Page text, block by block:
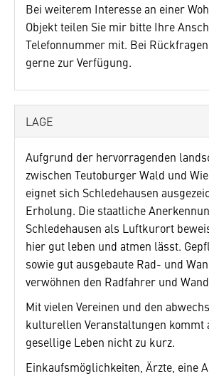
Bei weiterem Interesse an einer
Objekt teilen Sie mir bitte Ihre
Telefonnummer mit. Bei
gerne zur Verfügung.
LAGE
Aufgrund der hervorragenden
zwischen Teutoburger Wald und
eignet sich Schledehausen
Erholung. Die staatliche
Schledehausen als Luftkurort
hier gut leben und atmen lässt.
sowie gut ausgebaute Rad- und
verwöhnen den Radfahrer und
Mit vielen Vereinen und den
kulturellen Veranstaltungen kommt
gesellige Leben nicht zu kurz.
Einkaufsmöglichkeiten, Ärzte, eine